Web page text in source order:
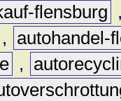
flensburg
,
autohandel-
,